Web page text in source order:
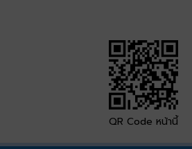
QR Code หน้านี้